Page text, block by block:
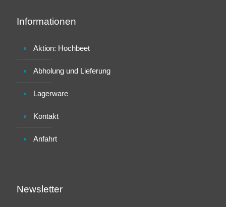
Informationen
Aktion: Hochbeet
Abholung und Lieferung
Lagerware
Kontakt
Anfahrt
Newsletter